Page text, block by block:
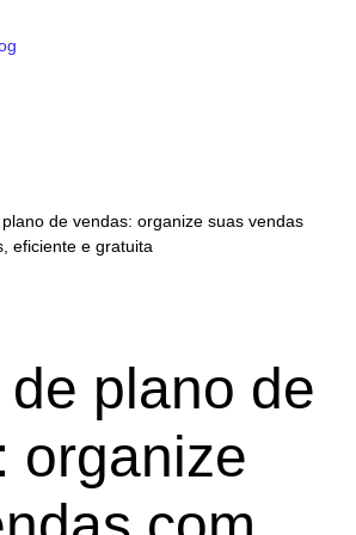
de vendas: organize suas vendas
eficiente e gratuita
plano de
organize